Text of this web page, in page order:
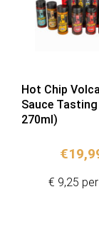
Hot Chip
Sauce
270ml)
€
€ 9,25